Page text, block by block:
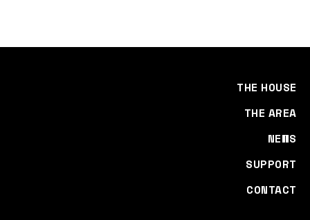
THE HOUSE
THE AREA
NEWS
SUPPORT
CONTACT